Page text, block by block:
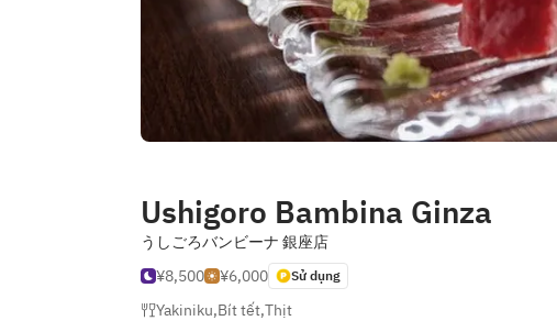
Ushigoro Bambina Ginza
うしごろバンビーナ 銀座店
¥8,500
¥6,000 Sử dụng
Yakiniku,Bít tết,Thịt